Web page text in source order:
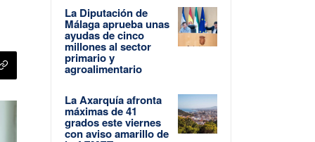
La Diputación de
Málaga aprueba unas
ayudas de cinco
millones al sector
primario y
agroalimentario
La Axarquía afronta
máximas de 41
grados este viernes
con aviso amarillo de